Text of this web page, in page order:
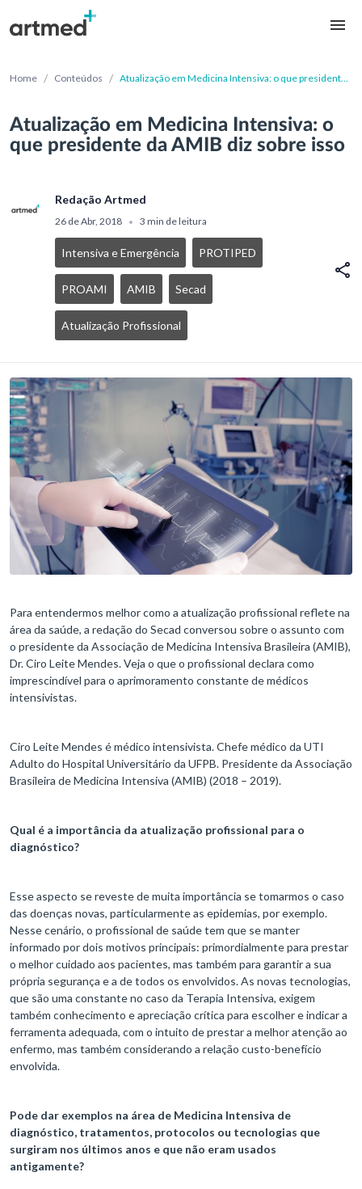
Home / Conteúdos / Atualização em Medicina Intensiva: o que presidente
Atualização em Medicina Intensiva: o
que presidente da AMIB diz sobre isso
Redação Artmed
26 de Abr, 2018 • 3 min de leitura
Intensiva e Emergência PROTIPED
PROAMI AMIB Secad
Atualização Profissional
Para entendermos melhor como a atualização profissional reflete na
área da saúde, a redação do Secad conversou sobre o assunto com
o presidente da Associação de Medicina Intensiva Brasileira (AMIB),
Dr. Ciro Leite Mendes. Veja o que o profissional declara como
imprescindível para o aprimoramento constante de médicos
intensivistas.
Ciro Leite Mendes é médico intensivista. Chefe médico da UTI
Adulto do Hospital Universitário da UFPB. Presidente da Associação
Brasileira de Medicina Intensiva (AMIB) (2018 – 2019).
Qual é a importância da atualização profissional para o
diagnóstico?
Esse aspecto se reveste de muita importância se tomarmos o caso
das doenças novas, particularmente as epidemias, por exemplo.
Nesse cenário, o profissional de saúde tem que se manter
informado por dois motivos principais: primordialmente para prestar
o melhor cuidado aos pacientes, mas também para garantir a sua
própria segurança e a de todos os envolvidos. As novas tecnologias,
que são uma constante no caso da Terapia Intensiva, exigem
também conhecimento e apreciação crítica para escolher e indicar a
ferramenta adequada, com o intuito de prestar a melhor atenção ao
enfermo, mas também considerando a relação custo-benefício
envolvida.
Pode dar exemplos na área de Medicina Intensiva de
diagnóstico, tratamentos, protocolos ou tecnologias que
surgiram nos últimos anos e que não eram usados
antigamente?